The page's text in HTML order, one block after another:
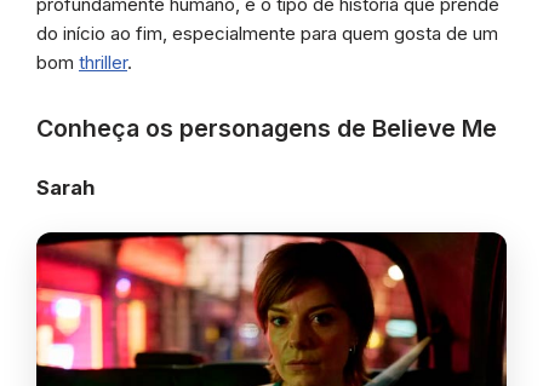
do início ao fim, especialmente para quem gosta de um
bom thriller.
Conheça os personagens de Believe Me
Sarah